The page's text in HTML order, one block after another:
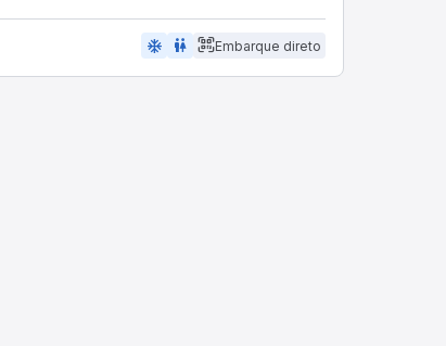
ac_unit wc Embarque direto